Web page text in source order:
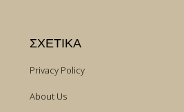
ΣΧΕΤΙΚΑ
Privacy Policy
About Us